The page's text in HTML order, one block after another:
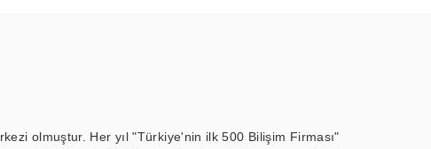
olmuştur. Her yıl "Türkiye'nin ilk 500 Bilişim Firması"